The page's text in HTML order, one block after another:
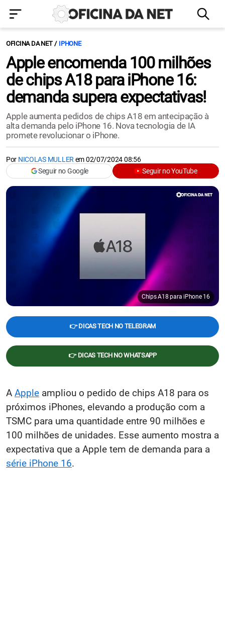
OFICINA DA NET IPHONE
Apple encomenda 100 milhões
de chips A18 para iPhone 16:
demanda supera expectativas!
Apple aumenta pedidos de chips A18 em antecipação à
alta demanda pelo iPhone 16. Nova tecnologia de IA
promete revolucionar o iPhone.
Por NICOLAS MULLER em02/07/2024 08:56
Seguir no Google
Seguir no YouTube
Chips A18 para iPhone 16
👉 DICAS TECH NO TELEGRAM
👉 DICAS TECH NO WHATSAPP
A Apple ampliou o pedido de chips A18 para os
próximos iPhones, elevando a produção com a
TSMC para uma quantidade entre 90 milhões e
100 milhões de unidades. Esse aumento mostra a
expectativa que a Apple tem de demanda para a
série iPhone 16.